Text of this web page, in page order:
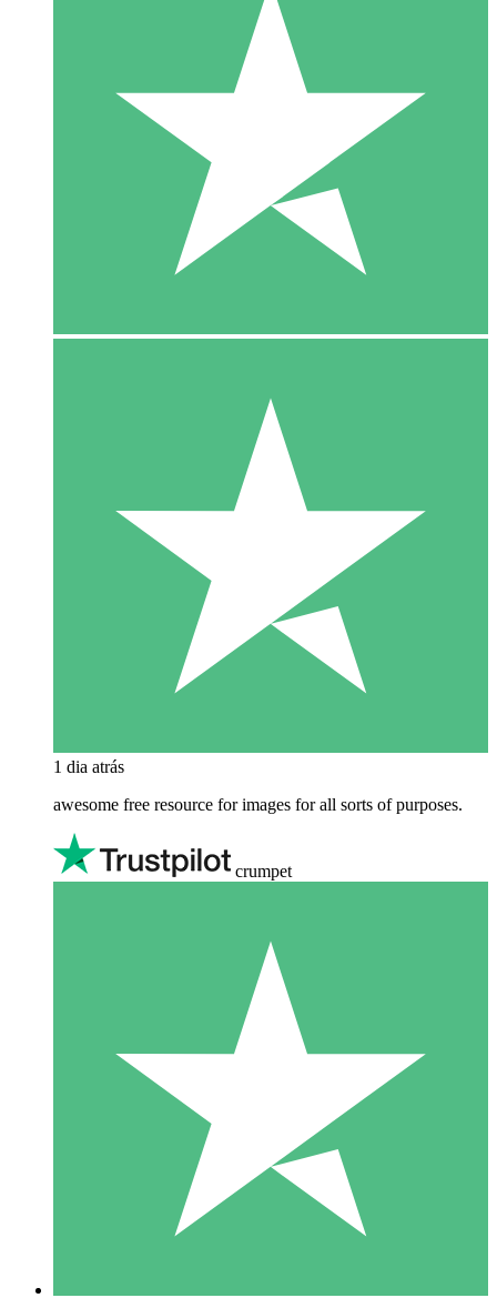
1 dia atrás
awesome free resource for images for all sorts of purposes.
crumpet